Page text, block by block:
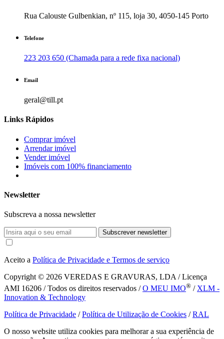
Rua Calouste Gulbenkian, nº 115, loja 30, 4050-145 Porto
Telefone
223 203 650 (Chamada para a rede fixa nacional)
Email
geral@till.pt
Links Rápidos
Comprar imóvel
Arrendar imóvel
Vender imóvel
Imóveis com 100% financiamento
Newsletter
Subscreva a nossa newsletter
Subscrever newsletter
Aceito a Política de Privacidade e Termos de serviço
Copyright © 2026 VEREDAS E GRAVURAS, LDA / Licença
AMI 16206 / Todos os direitos reservados /O MEU IMO® / XLM -
Innovation & Technology
Política de Privacidade /Política de Utilização de Cookies /RAL
O nosso website utiliza cookies para melhorar a sua experiência de